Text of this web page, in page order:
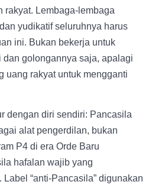
rakyat. Lembaga-lembaga
yudikatif seluruhnya harus
ini. Bukan bekerja untuk
dan golongannya saja, apalagi
uang rakyat untuk mengganti
dengan diri sendiri: Pancasila
alat pengerdilan, bukan
P4 di era Orde Baru
hafalan wajib yang
Label “anti-Pancasila” digunakan